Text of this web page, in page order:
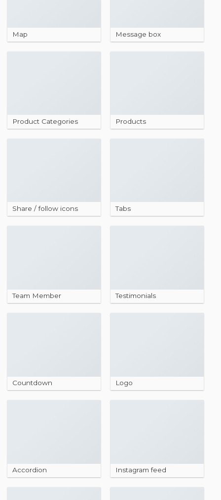
Map Message box
Product Categories Products
Share / follow icons Tabs
Team Member Testimonials
Countdown Logo
Accordion Instagram feed